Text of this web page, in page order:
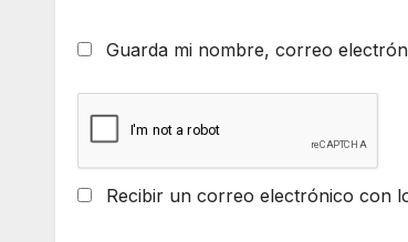
Guarda mi nombre, correo
Recibir un correo electrónico con